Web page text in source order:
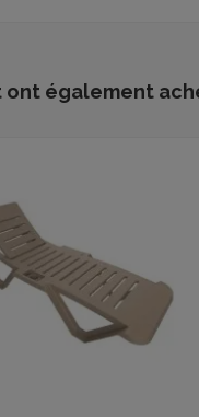
également